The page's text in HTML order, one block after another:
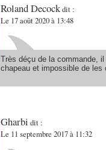
Roland Decockdit :
Le 17 août 2020 à 13:48
Très déçu de la commande, il
chapeau et impossible de les
Gharbi dit :
Le 11 septembre 2017 à 11:32